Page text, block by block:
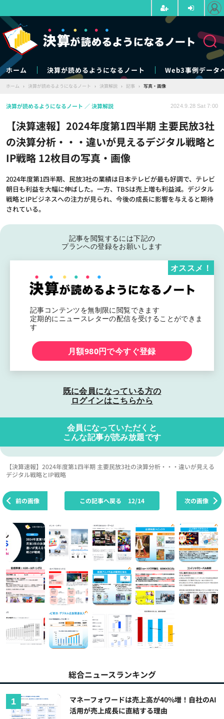
ホーム 決算が読めるようになるノート Web3事例データ
ホーム › 決算が読めるようになるノート › 決算解説 › 記事 › 写真・画像
【決算速報】2024年度第1四半期 主要民放3社
の決算分析・・・違いが見えるデジタル戦略と
IP戦略 12枚目の写真・画像
2024年度第1四半期、民放3社の業績は日本テレビが最も好調で、テレビ
朝日も利益を大幅に伸ばした。一方、TBSは売上増も利益減。デジタル
戦略とIPビジネスへの注力が見られ、今後の成長に影響を与えると期待
されている。
決算が読めるようになるノート 決算解説 2024.9.28 Sat 7:00
記事を閲覧するには下記の
プランへの登録をお願いします
記事コンテンツを無制限に閲覧できます
定期的にニュースレターの配信を受けることができま
す
オススメ！
月額980円で今すぐ登録
既に会員になっている方の
ログインはこちらから
会員になっていただくと
こんな記事が読み放題です
【決算速報】2024年度第1四半期 主要民放3社の決算分析・・・違いが見える
デジタル戦略とIP戦略
前の画像 次の画像
この記事へ戻る 12/14
総合ニュースランキング
マネーフォワードは売上高が40%増！自社のAI
活用が売上成長に直結する理由